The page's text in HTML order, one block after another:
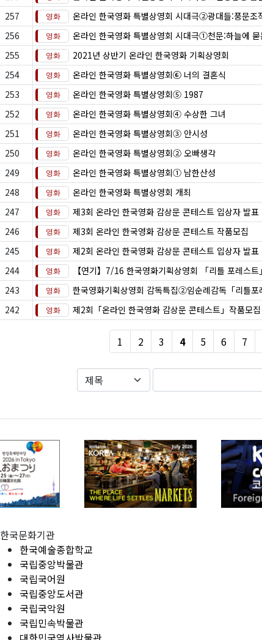
257
온라인 한국영화 특별상영회 시대극②광대들:풍문조
256
온라인 한국영화 특별상영회 시대극①천문:하늘에 묻
255
2021년 상반기 온라인 한국영화 기획상영회
254
온라인 한국영화 특별상영회⑥ 너의 결혼식
253
온라인 한국영화 특별상영회⑤ 1987
252
온라인 한국영화 특별상영회④ 수상한 그녀
251
온라인 한국영화 특별상영회③ 안시성
250
온라인 한국영화 특별상영회② 오빠생각
249
온라인 한국영화 특별상영회① 남한산성
248
온라인 한국영화 특별상영회 개최
247
제3회 온라인 한국영화 감상문 콘테스트 입상자 발표
246
제3회 온라인 한국영화 감상문 콘테스트 작품모집
245
제2회 온라인 한국영화 감상문 콘테스트 입상자 발표
244
【연기】7/16 한국영화기획상영회 「리틀 포레스
243
한국영화기획상영회 감독특집②임순례감독「리틀포
242
제2회「온라인 한국영화 감상문 콘테스트」작품모집
1 2 3 4 5 6 7
한국문화기관
한국예술종합학교
국립중앙박물관
국립국어원
국립중앙도서관
국립국악원
국립민속박물관